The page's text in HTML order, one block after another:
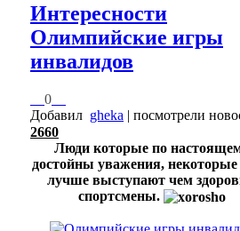
Интересности
Олимпийские игры
инвалидов
0
Добавил gheka | посмотрели
2660
Люди которые по
достойны уважения, некоторые
лучше выступают чем
спортсмены.